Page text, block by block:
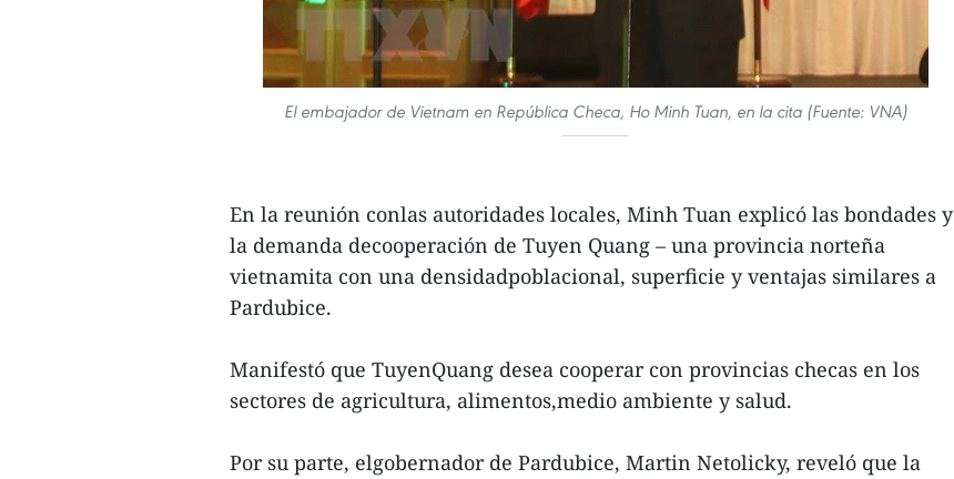
El embajador de Vietnam en República Checa, Ho Minh Tuan, en la cita (Fuente: VNA)
En la reunión conlas autoridades locales, Minh Tuan explicó las bondades y
la demanda decooperación de Tuyen Quang – una provincia norteña
vietnamita con una densidadpoblacional, superficie y ventajas similares a
Pardubice.
Manifestó que TuyenQuang desea cooperar con provincias checas en los
sectores de agricultura, alimentos,medio ambiente y salud.
Por su parte, elgobernador de Pardubice, Martin Netolicky, reveló que la